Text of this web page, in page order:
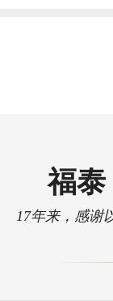
福泰
17年来，感谢